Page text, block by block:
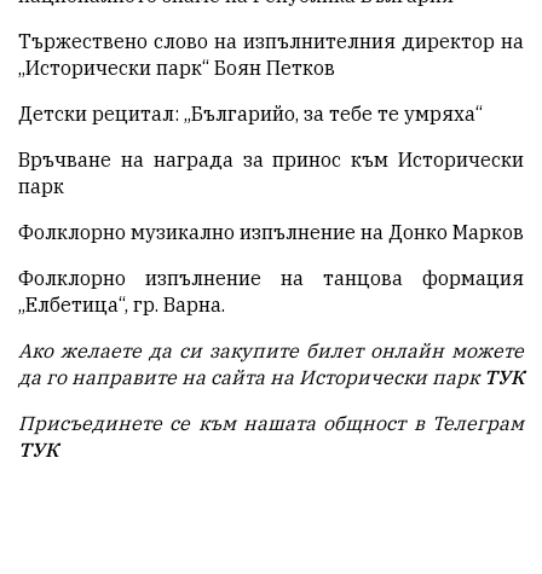
Тържествено слово на изпълнителния директор на
„Исторически парк“ Боян Петков
Детски рецитал: „Българийо, за тебе те умряха“
Връчване на награда за принос към Исторически
парк
Фолклорно музикално изпълнение на Донко Марков
Фолклорно изпълнение на танцова формация
„Елбетица“, гр. Варна.
Ако желаете да си закупите билет онлайн можете
да го направите на сайта на Исторически парк ТУК
Присъединете се към нашата общност в Телеграм
ТУК